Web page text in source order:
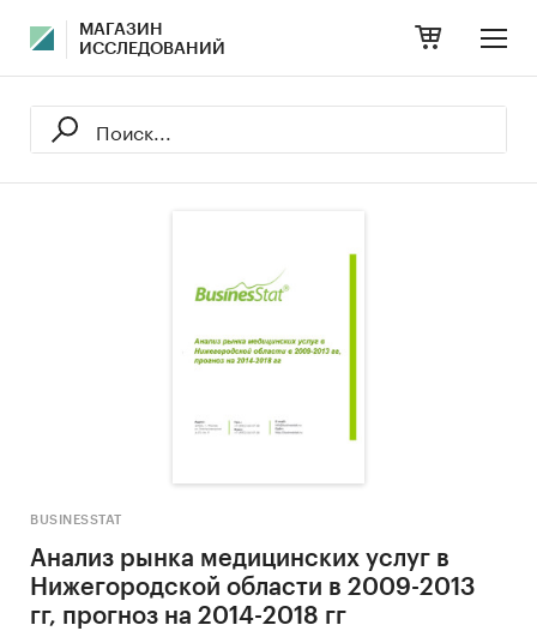
МАГАЗИН
ИССЛЕДОВАНИЙ
BUSINESSTAT
Анализ рынка медицинских услуг в
Нижегородской области в 2009-2013
гг, прогноз на 2014-2018 гг